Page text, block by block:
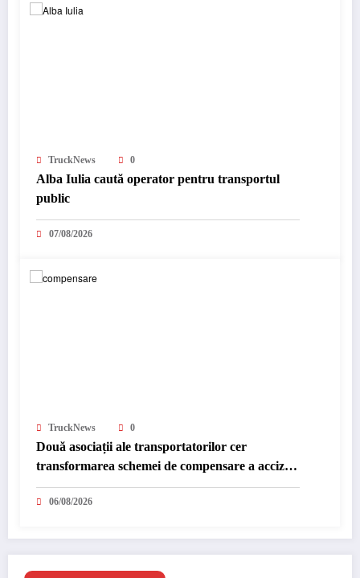
TruckNews 0
Alba Iulia caută operator pentru transportul
public
07/08/2026
TruckNews 0
Două asociații ale transportatorilor cer
transformarea schemei de compensare a accizei
în mecanism permanent
06/08/2026